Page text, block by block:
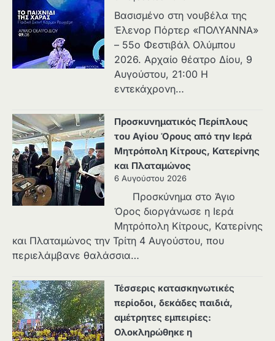
Βασισμένο στη νουβέλα της
Έλενορ Πόρτερ «ΠΟΛΥΑΝΝΑ»
– 55ο Φεστιβάλ Ολύμπου
2026. Αρχαίο θέατρο Δίου, 9
Αυγούστου, 21:00 Η
εντεκάχρονη…
Προσκυνηματικός Περίπλους
του Αγίου Όρους από την Ιερά
Μητρόπολη Κίτρους, Κατερίνης
και Πλαταμώνος
6 Αυγούστου 2026
Προσκύνημα στο Άγιο
Όρος διοργάνωσε η Ιερά
Μητρόπολη Κίτρους, Κατερίνης
και Πλαταμώνος την Τρίτη 4 Αυγούστου, που
περιελάμβανε θαλάσσια…
Τέσσερις κατασκηνωτικές
περίοδοι, δεκάδες παιδιά,
αμέτρητες εμπειρίες:
Ολοκληρώθηκε η